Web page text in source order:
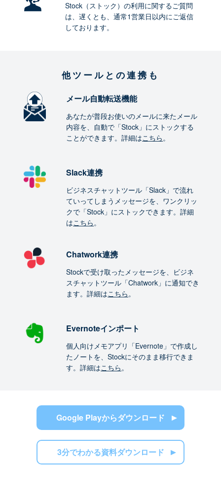
Stock（ストック）の利用に関するご質問
は、遅くとも、通常1営業日以内にご返信
しております。
他ツールとの連携も
メール自動転送機能
あなたが普段お使いのメールに来たメール
内容を、自動で「Stock」にストックする
ことができます。詳細はこちら。
Slack連携
ビジネスチャットツール「Slack」で流れ
ていってしまうメッセージを、ワンクリッ
クで「Stock」にストックできます。詳細
はこちら。
Chatwork連携
Stockで受け取ったメッセージを、ビジネ
スチャットツール「Chatwork」に通知でき
ます。詳細はこちら。
Evernoteインポート
個人向けメモアプリ「Evernote」で作成し
たノートを、Stockにそのまま移行できま
す。詳細はこちら。
Google Playからダウンロード
3分でわかる資料ダウンロード